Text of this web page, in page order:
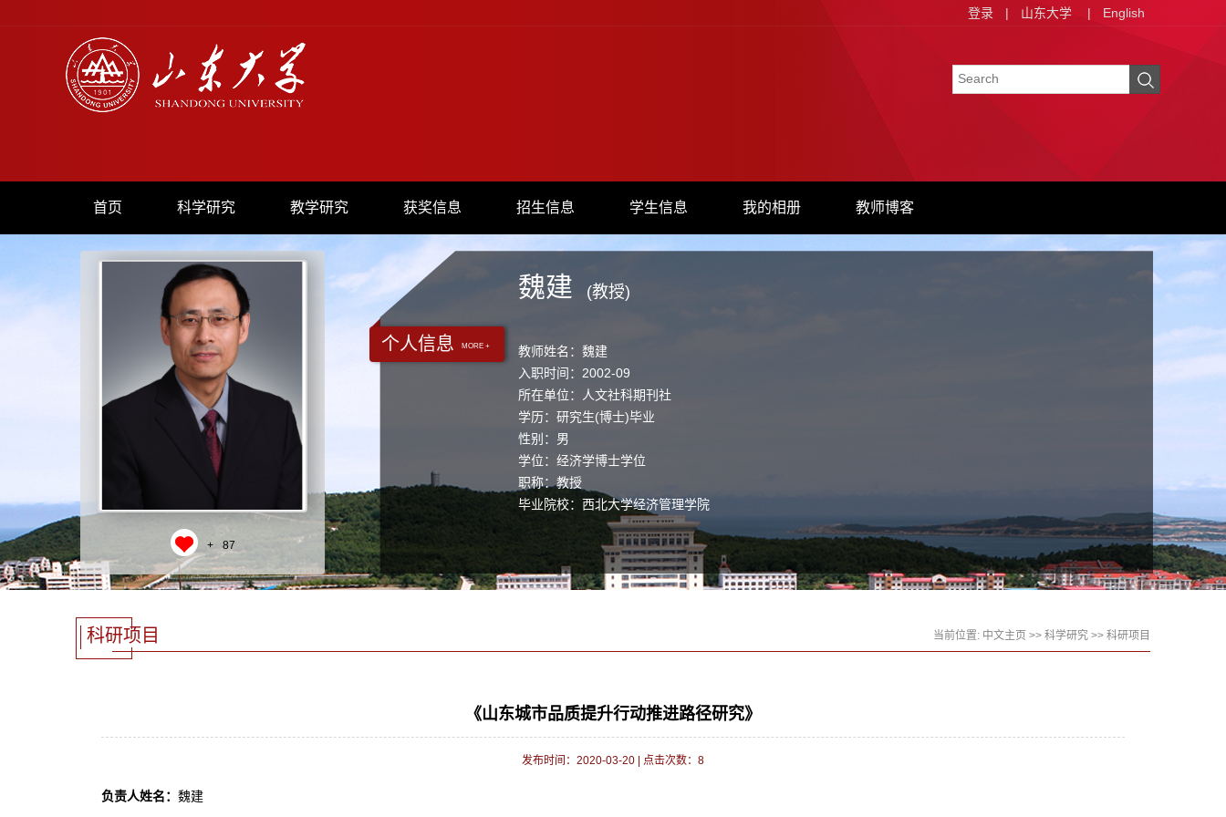
登录 | 山东大学 | English
首页 科学研究 教学研究 获奖信息 招生信息 学生信息 我的相册 教师博客
+ 87
个人信息 MORE +
魏建 (教授)
教师姓名：魏建
入职时间：2002-09
所在单位：人文社科期刊社
学历：研究生(博士)毕业
性别：男
学位：经济学博士学位
职称：教授
毕业院校：西北大学经济管理学院
科研项目 当前位置: 中文主页 >> 科学研究 >> 科研项目
《山东城市品质提升行动推进路径研究》
发布时间：2020-03-20 点击次数： 8
负责人姓名： 魏建